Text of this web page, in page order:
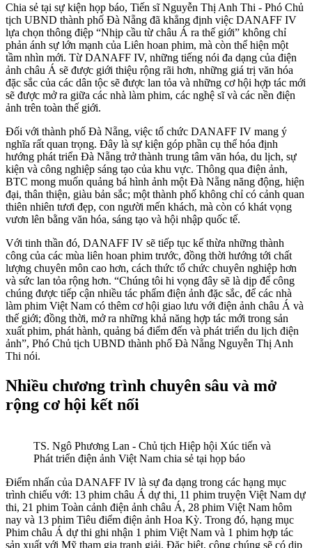
Chia sẻ tại sự kiện họp báo, Tiến sĩ Nguyễn Thị Anh Thi - Phó Chủ
tịch UBND thành phố Đà Nẵng đã khẳng định việc DANAFF IV
lựa chọn thông điệp “Nhịp cầu từ châu Á ra thế giới” không chỉ
phản ánh sự lớn mạnh của Liên hoan phim, mà còn thể hiện một
tầm nhìn mới. Từ DANAFF IV, những tiếng nói đa dạng của điện
ảnh châu Á sẽ được giới thiệu rộng rãi hơn, những giá trị văn hóa
đặc sắc của các dân tộc sẽ được lan tỏa và những cơ hội hợp tác mới
sẽ được mở ra giữa các nhà làm phim, các nghệ sĩ và các nền điện
ảnh trên toàn thế giới.
Đối với thành phố Đà Nẵng, việc tổ chức DANAFF IV mang ý
nghĩa rất quan trọng. Đây là sự kiện góp phần cụ thể hóa định
hướng phát triển Đà Nẵng trở thành trung tâm văn hóa, du lịch, sự
kiện và công nghiệp sáng tạo của khu vực. Thông qua điện ảnh,
BTC mong muốn quảng bá hình ảnh một Đà Nẵng năng động, hiện
đại, thân thiện, giàu bản sắc; một thành phố không chỉ có cảnh quan
thiên nhiên tươi đẹp, con người mến khách, mà còn có khát vọng
vươn lên bằng văn hóa, sáng tạo và hội nhập quốc tế.
Với tinh thần đó, DANAFF IV sẽ tiếp tục kế thừa những thành
công của các mùa liên hoan phim trước, đồng thời hướng tới chất
lượng chuyên môn cao hơn, cách thức tổ chức chuyên nghiệp hơn
và sức lan tỏa rộng hơn. “Chúng tôi hi vọng đây sẽ là dịp để công
chúng được tiếp cận nhiều tác phẩm điện ảnh đặc sắc, để các nhà
làm phim Việt Nam có thêm cơ hội giao lưu với điện ảnh châu Á và
thế giới; đồng thời, mở ra những khả năng hợp tác mới trong sản
xuất phim, phát hành, quảng bá điểm đến và phát triển du lịch điện
ảnh”, Phó Chủ tịch UBND thành phố Đà Nẵng Nguyễn Thị Anh
Thi nói.
Nhiều chương trình chuyên sâu và mở
rộng cơ hội kết nối
TS. Ngô Phương Lan - Chủ tịch Hiệp hội Xúc tiến và
Phát triển điện ảnh Việt Nam chia sẻ tại họp báo
Điểm nhấn của DANAFF IV là sự đa dạng trong các hạng mục
trình chiếu với: 13 phim châu Á dự thi, 11 phim truyện Việt Nam dự
thi, 21 phim Toàn cảnh điện ảnh châu Á, 28 phim Việt Nam hôm
nay và 13 phim Tiêu điểm điện ảnh Hoa Kỳ. Trong đó, hạng mục
Phim châu Á dự thi ghi nhận 1 phim Việt Nam và 1 phim hợp tác
sản xuất với Mỹ tham gia tranh giải. Đặc biệt, công chúng sẽ có dịp